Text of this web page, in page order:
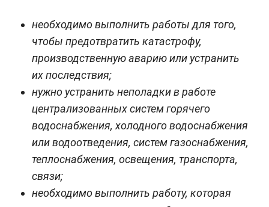
необходимо выполнить работы для того,
чтобы предотвратить катастрофу,
производственную аварию или устранить
их последствия;
нужно устранить неполадки в работе
централизованных систем горячего
водоснабжения, холодного водоснабжения
или водоотведения, систем газоснабжения,
теплоснабжения, освещения, транспорта,
связи;
необходимо выполнить работу, которая